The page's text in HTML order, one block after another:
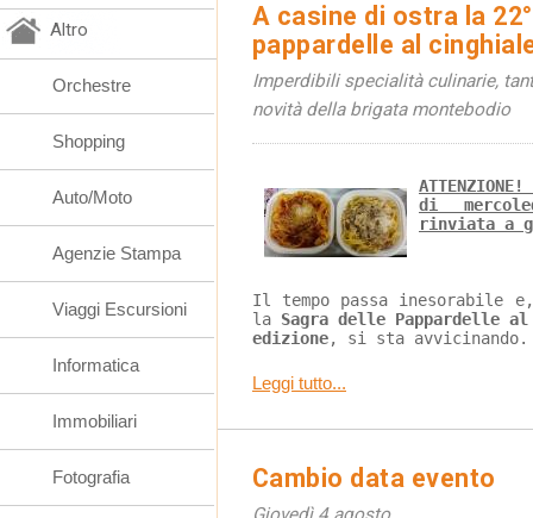
A casine di ostra la
pappardelle al
Imperdibili specialità culinarie,
novità della brigata montebodio
di
rinviata a
Il tempo passa inesorabile
la Sagra delle Pappardelle
edizione, si sta avvicinando.
Leggi tutto...
Cambio data evento
Altro
Orchestre
Shopping
Auto/Moto
Agenzie Stampa
Viaggi Escursioni
Informatica
Immobiliari
Fotografia